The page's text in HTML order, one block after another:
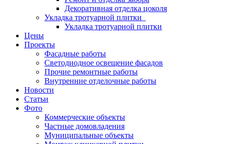
Декоративная отделка цоколя
Укладка тротуарной плитки
Укладка тротуарной плитки
Цены
Проекты
Фасадные работы
Светодиодное освещение фасадов
Прочие ремонтные работы
Внутренние отделочные работы
Новости
Статьи
Фото
Коммерческие объекты
Частные домовладения
Муниципальные объекты